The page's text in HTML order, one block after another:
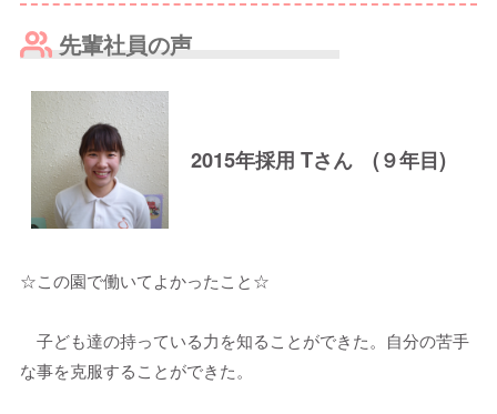
先輩社員の声
2015年採用 Tさん (９年目)
☆この園で働いてよかったこと☆
子ども達の持っている力を知ることができた。自分の苦手
な事を克服することができた。